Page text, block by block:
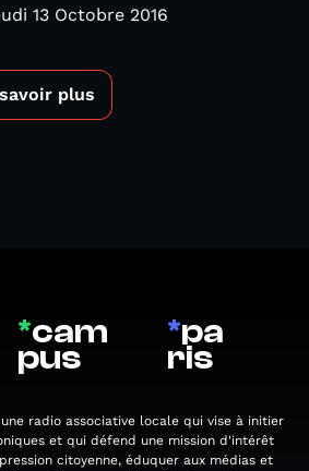
13 Octobre 2016
plus
*cam
pus
*pa
ris
radio associative locale qui vise à initier
et qui défend une mission d'intérêt
citoyenne, éduquer aux médias et